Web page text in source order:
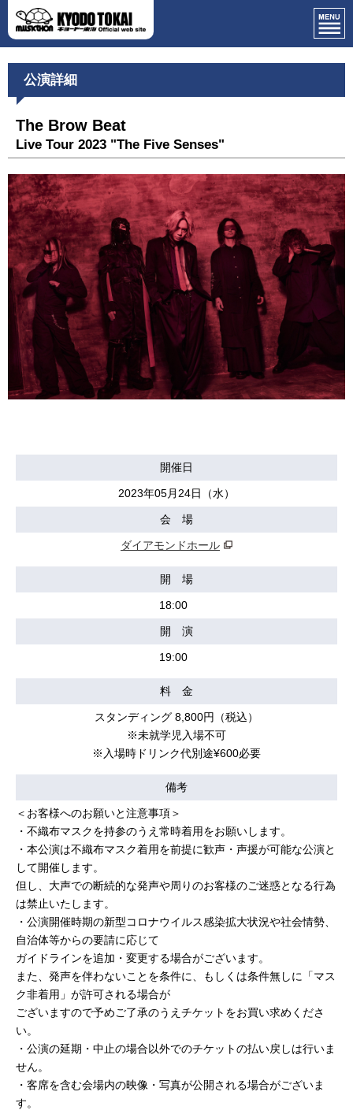
公演詳細
The Brow Beat
Live Tour 2023 "The Five Senses"
開催日
2023年05月24日（水）
会 場
ダイアモンドホール
開 場
18:00
開 演
19:00
料 金
スタンディング 8,800円（税込）
※未就学児入場不可
※入場時ドリンク代別途¥600必要
備考
＜お客様へのお願いと注意事項＞
・不織布マスクを持参のうえ常時着用をお願いします。
・本公演は不織布マスク着用を前提に歓声・声援が可能な公演と
して開催します。
但し、大声での断続的な発声や周りのお客様のご迷惑となる行為
は禁止いたします。
・公演開催時期の新型コロナウイルス感染拡大状況や社会情勢、
自治体等からの要請に応じて
ガイドラインを追加・変更する場合がございます。
また、発声を伴わないことを条件に、もしくは条件無しに「マス
ク非着用」が許可される場合が
ございますので予めご了承のうえチケットをお買い求めくださ
い。
・公演の延期・中止の場合以外でのチケットの払い戻しは行いま
せん。
・客席を含む会場内の映像・写真が公開される場合がございま
す。